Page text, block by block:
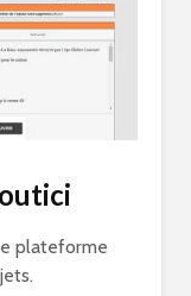
plateforme